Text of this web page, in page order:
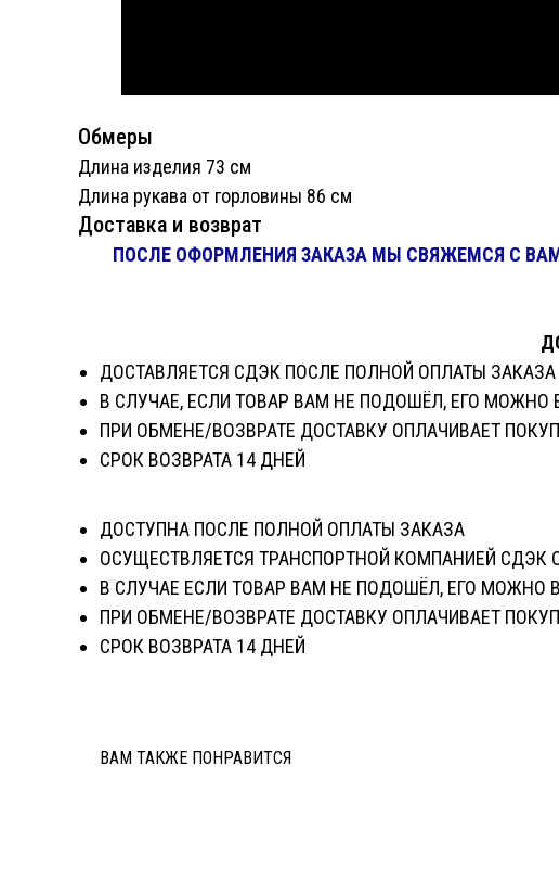
Обмеры
Длина изделия 73 см
Длина рукава от горловины 86 см
Доставка и возврат
ПОСЛЕ ОФОРМЛЕНИЯ ЗАКАЗА МЫ СВЯЖЕМСЯ С
ДОСТАВЛЯЕТСЯ СДЭК ПОСЛЕ ПОЛНОЙ ОПЛАТЫ ЗАКАЗА
В СЛУЧАЕ, ЕСЛИ ТОВАР ВАМ НЕ ПОДОШЁЛ, ЕГО МОЖНО
ПРИ ОБМЕНЕ/ВОЗВРАТЕ ДОСТАВКУ ОПЛАЧИВАЕТ
СРОК ВОЗВРАТА 14 ДНЕЙ
ДОСТУПНА ПОСЛЕ ПОЛНОЙ ОПЛАТЫ ЗАКАЗА
ОСУЩЕСТВЛЯЕТСЯ ТРАНСПОРТНОЙ КОМПАНИЕЙ СДЭК
В СЛУЧАЕ ЕСЛИ ТОВАР ВАМ НЕ ПОДОШЁЛ, ЕГО МОЖНО
ПРИ ОБМЕНЕ/ВОЗВРАТЕ ДОСТАВКУ ОПЛАЧИВАЕТ
СРОК ВОЗВРАТА 14 ДНЕЙ
ВАМ ТАКЖЕ ПОНРАВИТСЯ